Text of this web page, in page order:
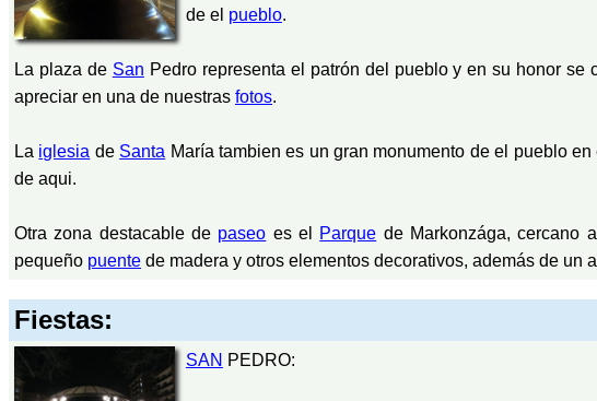
de el pueblo.
La plaza de San Pedro representa el patrón del pueblo y en su honor se
apreciar en una de nuestras fotos.
La iglesia de Santa María tambien es un gran monumento de el pueblo
de aqui.
Otra zona destacable de paseo es el Parque de Markonzága, cercano al
pequeño puente de madera y otros elementos decorativos, además de un
Fiestas:
SAN PEDRO: